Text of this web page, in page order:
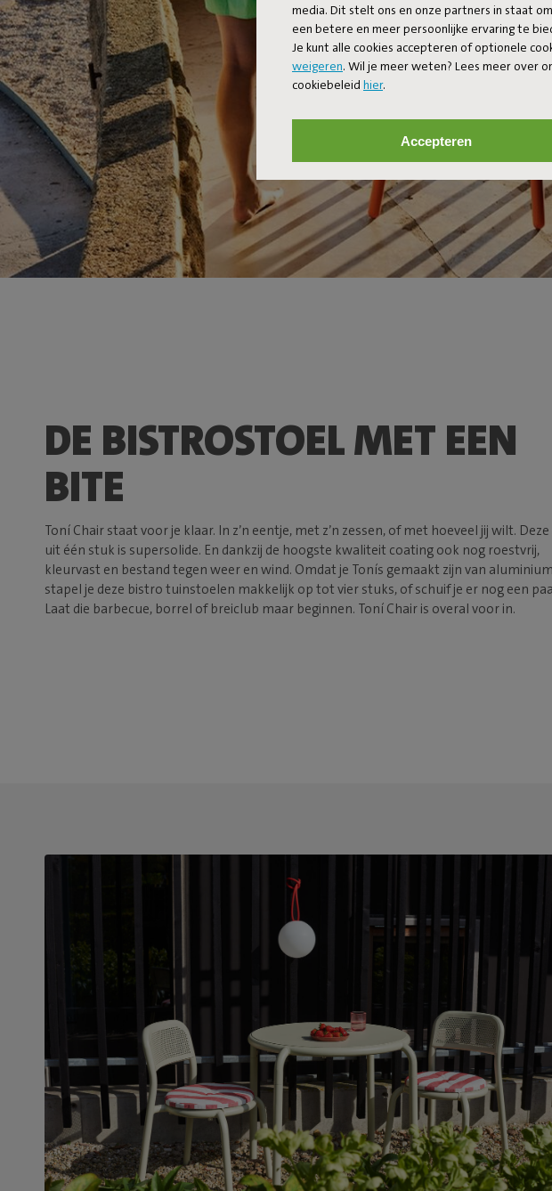
media. Dit stelt ons en onze partners in staat
een betere en meer persoonlijke ervaring te
Je kunt alle cookies accepteren of optionele
weigeren. Wil je meer weten? Lees meer over
cookiebeleid hier.
Accepteren
DE BISTROSTOEL MET EEN
BITE
Toní Chair staat voor je klaar. In z’n eentje, met z’n zessen, of met hoeveel jij wilt.
uit één stuk is supersolide. En dankzij de hoogste kwaliteit coating ook nog roestvrij,
kleurvast en bestand tegen weer en wind. Omdat je Tonís gemaakt zijn van
stapel je deze bistro tuinstoelen makkelijk op tot vier stuks, of schuif je er nog een
Laat die barbecue, borrel of breiclub maar beginnen. Toní Chair is overal voor in.